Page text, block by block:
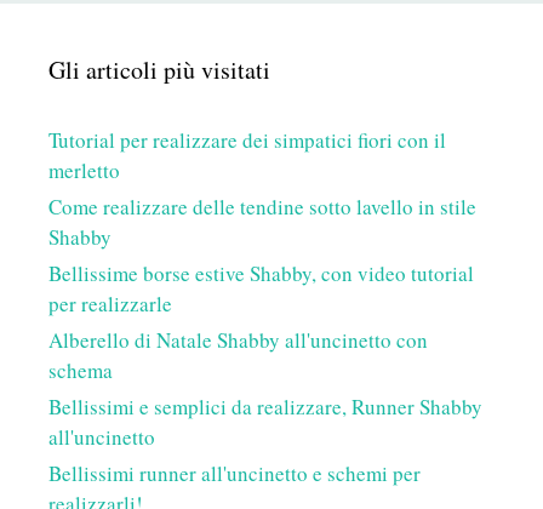
Gli articoli più visitati
Tutorial per realizzare dei simpatici fiori con il
merletto
Come realizzare delle tendine sotto lavello in stile
Shabby
Bellissime borse estive Shabby, con video tutorial
per realizzarle
Alberello di Natale Shabby all'uncinetto con
schema
Bellissimi e semplici da realizzare, Runner Shabby
all'uncinetto
Bellissimi runner all'uncinetto e schemi per